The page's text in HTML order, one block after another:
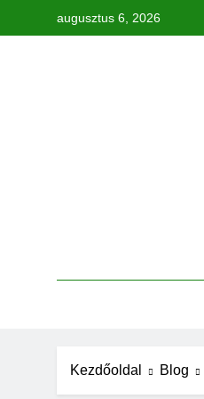
augusztus 6, 2026
Kezdőoldal Blog